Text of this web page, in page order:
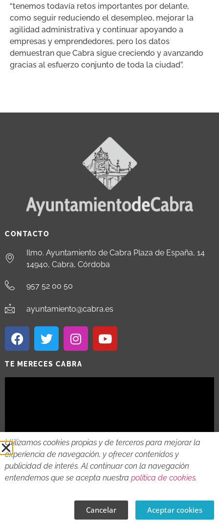
“tenemos todavía retos importantes por delante,
como seguir reduciendo el desempleo, mejorar la
agilidad administrativa y continuar apoyando a
empresas y emprendedores, pero los datos
demuestran que Cabra sigue creciendo y avanzando
gracias al esfuerzo conjunto de toda la ciudad”.
CONTACTO
Ilmo. Ayuntamiento de Cabra Plaza de España, 14
14940, Cabra, Córdoba
957 52 00 50
ayuntamiento@cabra.es
TE MERECES CABRA
2018 - 2026 © AYTO DE CABRA AVISO LEGAL
Utilizamos cookies propias y de terceros para mejorar la
experiencia de navegación, y ofrecer contenidos y
publicidad de interés. Al continuar con la navegación
entendemos que se acepta nuestra política de cookies.
Cancelar Aceptar cookies